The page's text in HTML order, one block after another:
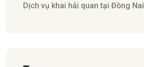
Dịch vụ khai hải quan tại Đồng Nai